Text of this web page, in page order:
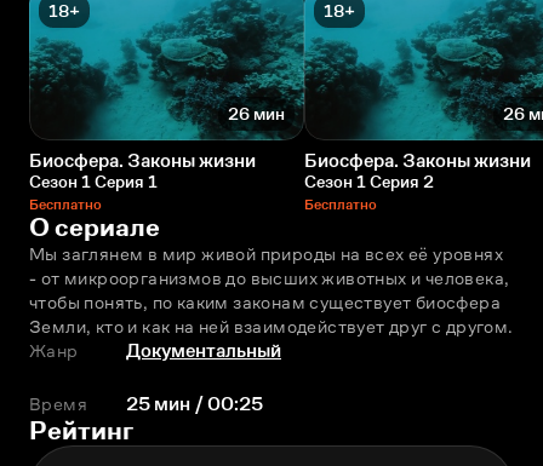
18+
26 мин
Биосфера. Законы жизни
Сезон 1 Серия 1
Бесплатно
18+
26
Биосфера. Законы жизни
Сезон 1 Серия 2
Бесплатно
О сериале
Мы заглянем в мир живой природы на всех её уровнях
- от микроорганизмов до высших животных и человека,
чтобы понять, по каким законам существует биосфера
Земли, кто и как на ней взаимодействует друг с другом.
Жанр
Документальный
Время 25 мин / 00:25
Рейтинг